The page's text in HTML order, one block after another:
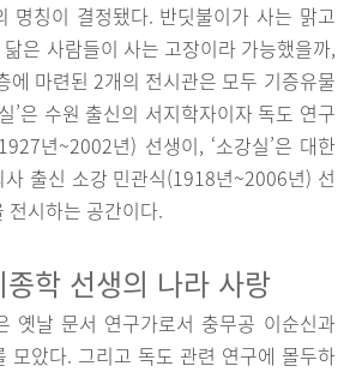
명칭이 결정됐다. 반딧불이가 사는 맑고
은 사람들이 사는 고장이라 가능했을까,
에 마련된 2개의 전시관은 모두 기증유물
’은 수원 출신의 서지학자이자 독도 연구
년~2002년) 선생이, ‘소강실’은 대한
사 출신 소강 민관식(1918년~2006년) 선
전시하는 공간이다.
학 선생의 나라 사랑
옛날 문서 연구가로서 충무공 이순신과
모았다. 그리고 독도 관련 연구에 몰두하